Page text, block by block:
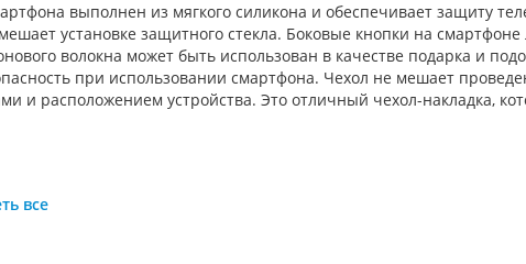
выполнен из мягкого силикона и обеспечивает защиту
установке защитного стекла. Боковые кнопки на
волокна может быть использован в качестве подарка и
при использовании смартфона. Чехол не мешает
и расположением устройства. Это отличный чехол-накладка,
все